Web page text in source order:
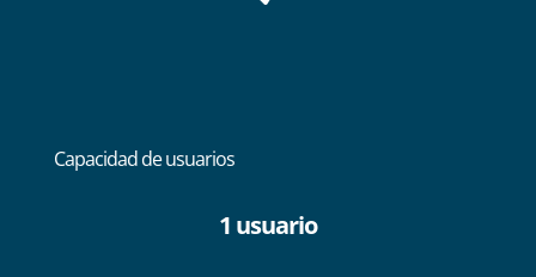
Capacidad de usuarios
1 usuario